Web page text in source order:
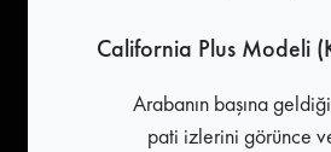
California Plus Modeli
Arabanın başına
pati izlerini görünce